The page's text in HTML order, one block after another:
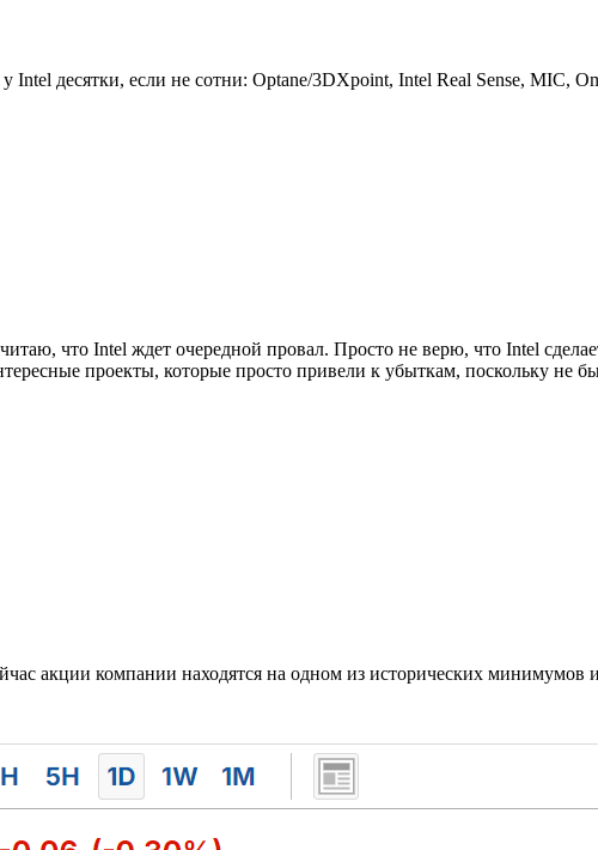
десятки, если не сотни: Optane/3DXpoint, Intel Real Sense, MIC,
что Intel ждет очередной провал. Просто не верю, что Intel
проекты, которые просто привели к убыткам, поскольку не
акции компании находятся на одном из исторических минимумов